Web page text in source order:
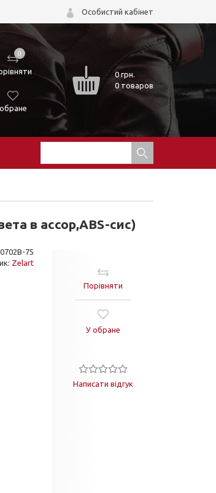
Особистий кабінет
0
обране
0грн.
0 товаров
в ассор,ABS-сис)
75
Zelart
Порівняти
У обране
Написати відгук